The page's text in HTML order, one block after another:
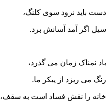
دست باید نرود سوی کلنگ،
سیل اگر آمد آسانش برد.
باد نمناک زمان می گذرد،
رنگ می ریزد از پیکر ما.
خانه را نقش فساد است به سقف،